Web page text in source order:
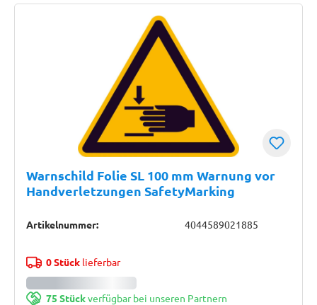
Warnschild Folie SL 100 mm Warnung vor
Handverletzungen SafetyMarking
Artikelnummer: 4044589021885
0 Stücklieferbar
75 Stückverfügbar bei unseren Partnern